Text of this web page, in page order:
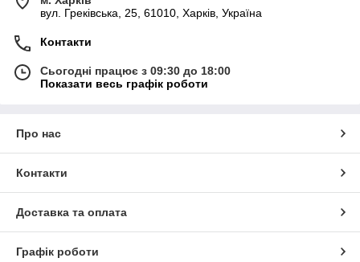
вул. Греківська, 25, 61010, Харків, Україна
Контакти
Сьогодні працює з 09:30 до 18:00
Показати весь графік роботи
Про нас
Контакти
Доставка та оплата
Графік роботи